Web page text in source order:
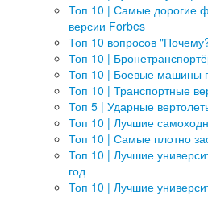
Топ 10 | Самые дорогие
версии Forbes
Топ 10 вопросов
Топ 10 |
Топ 10 | Боевые машины
Топ 10 | Транспортные
Топ 5 | Ударные
Топ 10 | Лучшие
Топ 10 | Самые плотно
Топ 10 | Лучшие
год
Топ 10 | Лучшие